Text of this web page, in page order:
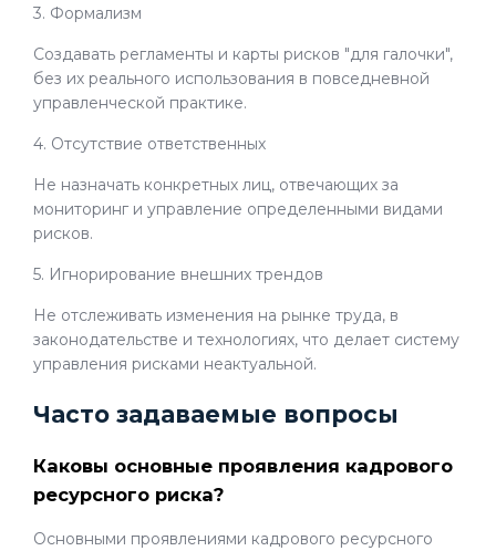
3. Формализм
Создавать регламенты и карты рисков "для галочки",
без их реального использования в повседневной
управленческой практике.
4. Отсутствие ответственных
Не назначать конкретных лиц, отвечающих за
мониторинг и управление определенными видами
рисков.
5. Игнорирование внешних трендов
Не отслеживать изменения на рынке труда, в
законодательстве и технологиях, что делает систему
управления рисками неактуальной.
Часто задаваемые вопросы
Каковы основные проявления кадрового
ресурсного риска?
Основными проявлениями кадрового ресурсного